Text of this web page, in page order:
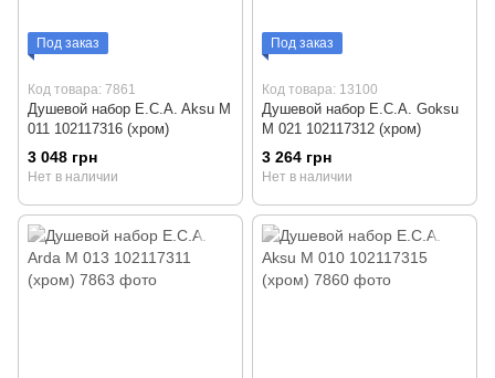
Под заказ
Код товара: 7861
Душевой набор E.C.A. Aksu М
011 102117316 (хром)
3 048 грн
Нет в наличии
Под заказ
Код товара: 13100
Душевой набор E.C.A. Goksu
М 021 102117312 (хром)
3 264 грн
Нет в наличии